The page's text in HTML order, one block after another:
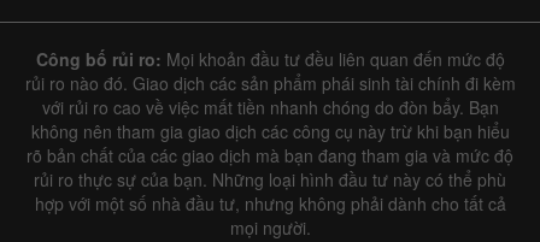
Công bố rủi ro: Mọi khoản đầu tư đều liên quan đến mức độ
rủi ro nào đó. Giao dịch các sản phẩm phái sinh tài chính đi kèm
với rủi ro cao về việc mất tiền nhanh chóng do đòn bẩy. Bạn
không nên tham gia giao dịch các công cụ này trừ khi bạn hiểu
rõ bản chất của các giao dịch mà bạn đang tham gia và mức độ
rủi ro thực sự của bạn. Những loại hình đầu tư này có thể phù
hợp với một số nhà đầu tư, nhưng không phải dành cho tất cả
mọi người.